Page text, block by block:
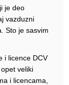
je deo
vazduzni
Sto je sasvim
i licence DCV
veliki
i licencama,